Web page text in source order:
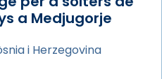
en agraïment al
la visita apostòlica
Barcelona, i als
de Barcelona.
a Medjugorje
i Herzegovina